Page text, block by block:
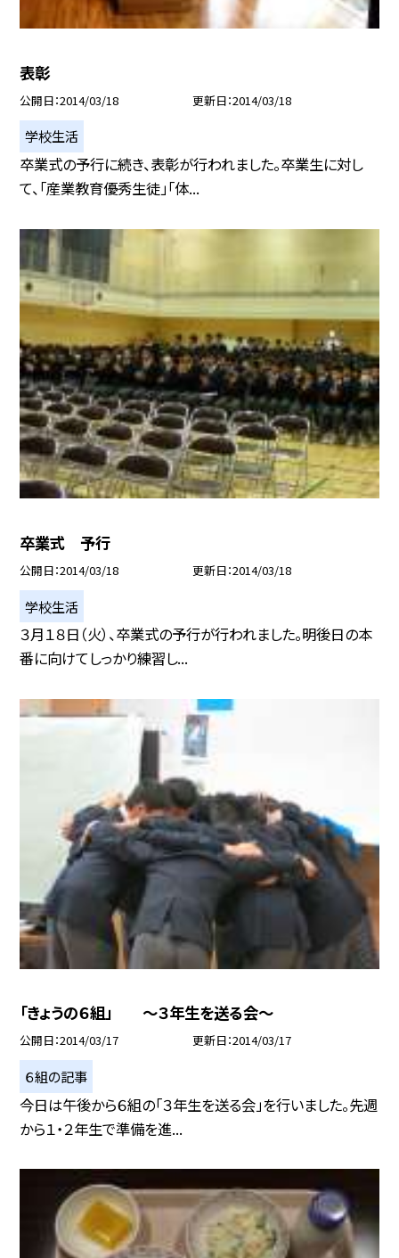
表彰
公開日 2014/03/18 更新日 2014/03/18
学校生活
卒業式の予行に続き、表彰が行われました。卒業生に対し
て、「産業教育優秀生徒」「体...
卒業式 予行
公開日 2014/03/18 更新日 2014/03/18
学校生活
３月１８日（火）、卒業式の予行が行われました。明後日の本
番に向けてしっかり練習し...
「きょうの６組」 〜３年生を送る会〜
公開日 2014/03/17 更新日 2014/03/17
６組の記事
今日は午後から６組の「３年生を送る会」を行いました。先週
から１・２年生で準備を進...